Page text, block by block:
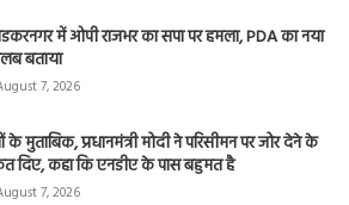
में ओपी राजभर का सपा पर हमला, PDA का नया
बताया
7, 2026
के मुताबिक, प्रधानमंत्री मोदी ने परिसीमन पर जोर देने के
दिए, कहा कि एनडीए के पास बहुमत है
7, 2026